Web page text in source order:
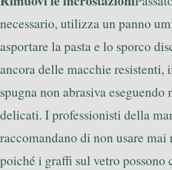
necessario, utilizza un panno
asportare la pasta e lo sporco
ancora delle macchie resistenti,
spugna non abrasiva
delicati. I professionisti della
raccomandano di non usare
poiché i graffi sul vetro possono